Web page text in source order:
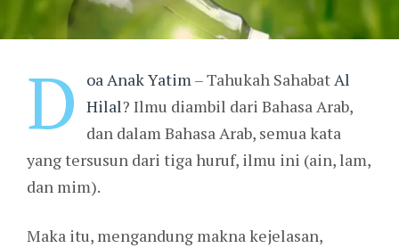
D oa Anak Yatim– Tahukah SahabatAl
Hilal? Ilmu diambil dari Bahasa Arab,
dan dalam Bahasa Arab, semua kata
yang tersusun dari tiga huruf, ilmu ini (ain, lam,
dan mim).
Maka itu, mengandung makna kejelasan,